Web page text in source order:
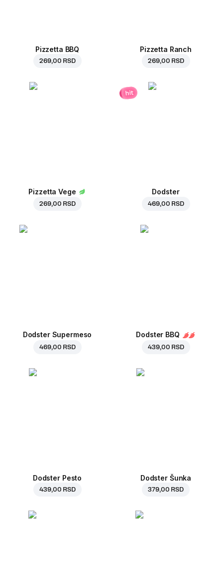
Pizzetta BBQ
269,00 RSD
Pizzetta Ranch
269,00 RSD
Pizzetta Vege
269,00 RSD
hit
Dodster
469,00 RSD
Dodster Supermeso
469,00 RSD
Dodster BBQ
439,00 RSD
Dodster Pesto
439,00 RSD
Dodster Šunka
379,00 RSD